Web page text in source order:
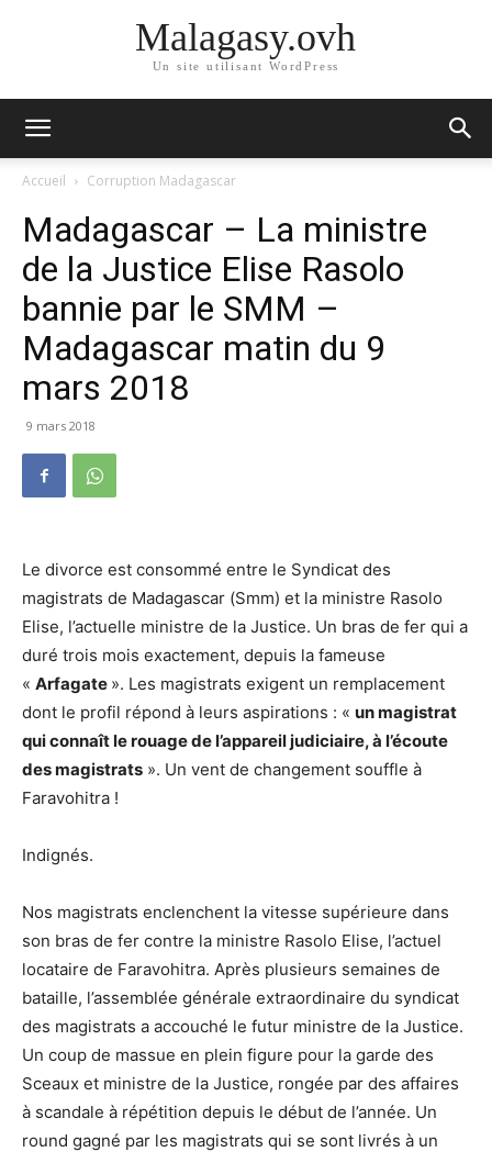
Malagasy.ovh
Un site utilisant WordPress
Accueil Corruption Madagascar
Madagascar – La ministre
de la Justice Elise Rasolo
bannie par le SMM –
Madagascar matin du 9
mars 2018
9 mars 2018
Le divorce est consommé entre le Syndicat des
magistrats de Madagascar (Smm) et la ministre Rasolo
Elise, l’actuelle ministre de la Justice. Un bras de fer qui a
duré trois mois exactement, depuis la fameuse
« Arfagate ». Les magistrats exigent un remplacement
dont le profil répond à leurs aspirations : « un magistrat
qui connaît le rouage de l’appareil judiciaire, à l’écoute
des magistrats ». Un vent de changement souffle à
Faravohitra !
Indignés.
Nos magistrats enclenchent la vitesse supérieure dans
son bras de fer contre la ministre Rasolo Elise, l’actuel
locataire de Faravohitra. Après plusieurs semaines de
bataille, l’assemblée générale extraordinaire du syndicat
des magistrats a accouché le futur ministre de la Justice.
Un coup de massue en plein figure pour la garde des
Sceaux et ministre de la Justice, rongée par des affaires
à scandale à répétition depuis le début de l’année. Un
round gagné par les magistrats qui se sont livrés à un